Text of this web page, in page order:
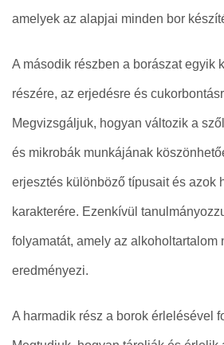
amelyek az alapjai minden bor
A második részben a borászat egyik
részére, az erjedésre és
Megvizsgáljuk, hogyan változik a
és mikrobák munkájának
erjesztés különböző típusait és azok
karakterére. Ezenkívül
folyamatát, amely az alkoholtartalom
eredményezi.
A harmadik rész a borok érlelésével